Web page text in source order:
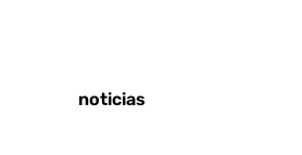
Últimas noticias